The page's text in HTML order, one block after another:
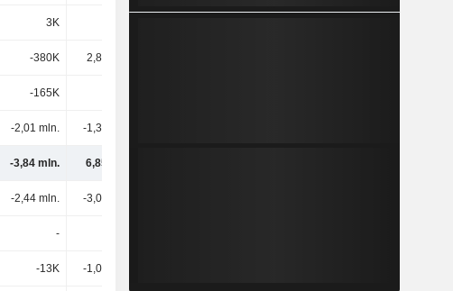
3K
-380K 2,85 mln.
-165K
-2,01 mln. -1,39 mln.
-3,84 mln. 6,85 mln.
-2,44 mln. -3,04 mln.
-
-13K -1,01 mln.